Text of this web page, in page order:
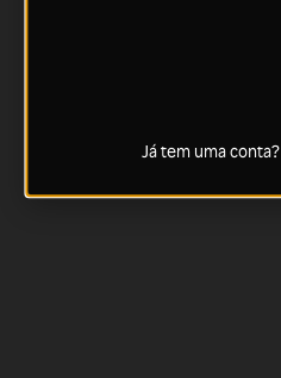
Já tem uma conta?